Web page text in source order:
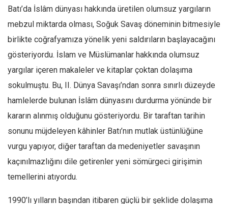
Gıda-Beslenme
Hayat
Türkiye
Siyaset
Dünya
Avrupa
Afrika
İslam Dünyası
Amerika
Avustralya
Batı’da İslâm dünyası hakkında üretilen olumsuz yargıların
mebzul miktarda olması, Soğuk Savaş döneminin bitmesiyle
birlikte coğrafyamıza yönelik yeni saldırıların başlayacağını
gösteriyordu. İslam ve Müslümanlar hakkında olumsuz
yargılar içeren makaleler ve kitaplar çoktan dolaşıma
sokulmuştu. Bu, II. Dünya Savaşı’ndan sonra sınırlı düzeyde
hamlelerde bulunan İslâm dünyasını durdurma yönünde bir
kararın alınmış olduğunu gösteriyordu. Bir taraftan tarihin
sonunu müjdeleyen kâhinler Batı’nın mutlak üstünlüğüne
vurgu yapıyor, diğer taraftan da medeniyetler savaşının
kaçınılmazlığını dile getirenler yeni sömürgeci girişimin
temellerini atıyordu.
1990’lı yılların başından itibaren güçlü bir şeklide dolaşıma